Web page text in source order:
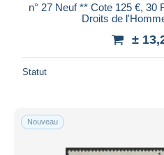
n° 27 Neuf ** Cote 125 €, 30
Droits de
±
Statut
Nouveau